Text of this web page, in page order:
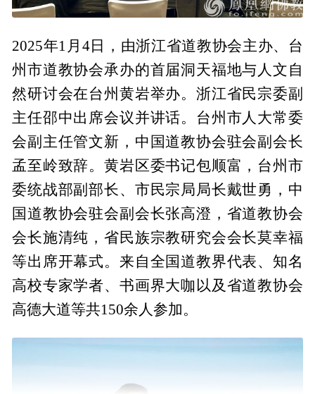
2025年1月4日，由浙江省道教协会主办、台
州市道教协会承办的首届洞天福地与人文自
然研讨会在台州黄岩举办。浙江省民宗委副
主任邵中出席会议并讲话。台州市人大常委
会副主任管文新，中国道教协会驻会副会长
孟至岭致辞。黄岩区委书记包顺富，台州市
委统战部副部长、市民宗局局长戴世勇，中
国道教协会驻会副会长张高澄，省道教协会
会长施清纯，省民族宗教研究会会长莫幸福
等出席开幕式。来自全国道教界代表、知名
高校专家学者、书画界大咖以及省道教协会
高德大道等共150余人参加。